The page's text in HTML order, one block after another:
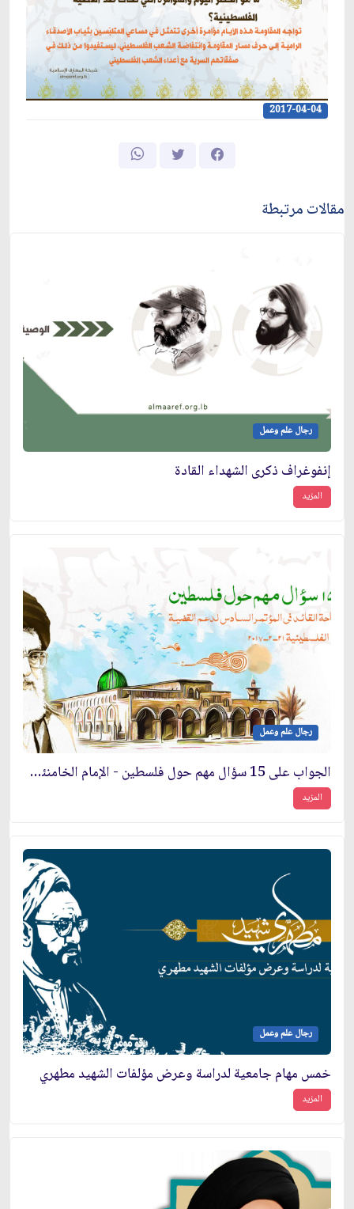
2017-04-04
مقالات مرتبطة
رجال علم وعمل
إنفوغراف ذكرى الشهداء القادة
المزيد
رجال علم وعمل
الجواب على 15 سؤال مهم حول فلسطين - الإمام الخامنئي دام ظله
المزيد
رجال علم وعمل
خمس مهام جامعية لدراسة وعرض مؤلفات الشهيد مطهري
المزيد